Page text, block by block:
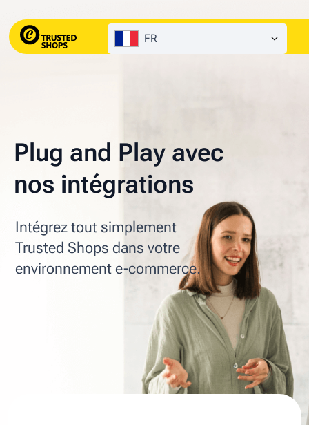
FR
Plug and Play avec
nos intégrations
Intégrez tout simplement
Trusted Shops dans votre
environnement e-commerce.